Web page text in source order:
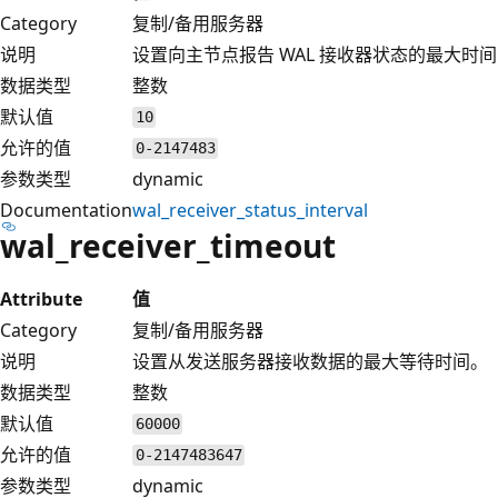
Category
复制/备用服务器
说明
设置向主节点报告 WAL 接收器状态的最大时
数据类型
整数
默认值
10
允许的值 0-2147483
参数类型
dynamic
Documentationwal_receiver_status_interval
wal_receiver_timeout
Attribute
值
Category
复制/备用服务器
说明
设置从发送服务器接收数据的最大等待时间。
数据类型
整数
默认值
60000
允许的值 0-2147483647
参数类型 dynamic